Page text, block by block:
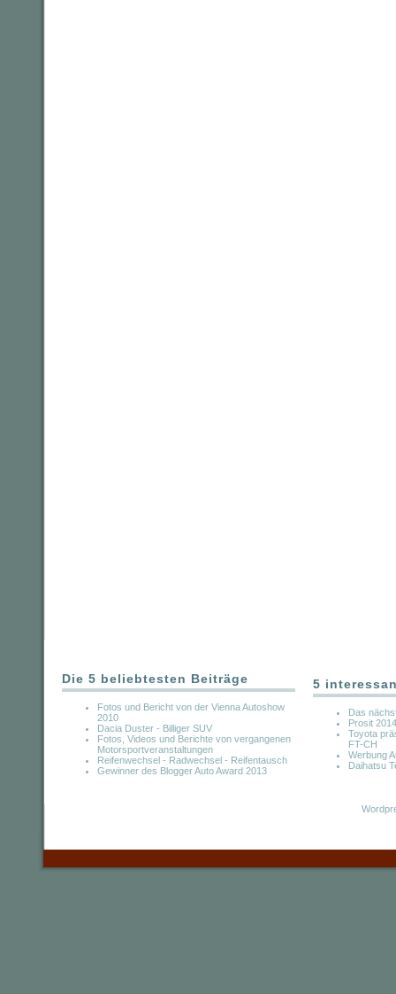
Die 5 beliebtesten Beiträge
Fotos und Bericht von der Vienna Autoshow
2010
Dacia Duster - Billiger SUV
Fotos, Videos und Berichte von vergangenen
Motorsportveranstaltungen
Reifenwechsel - Radwechsel - Reifentausch
Gewinner des Blogger Auto Award 2013
5
Das
Prosit 2014
Toyota
FT-CH
Werbung
Daihatsu